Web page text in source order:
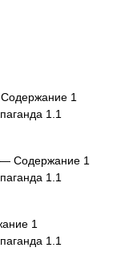
1
1.1
— Содержание 1
1.1
1
1.1